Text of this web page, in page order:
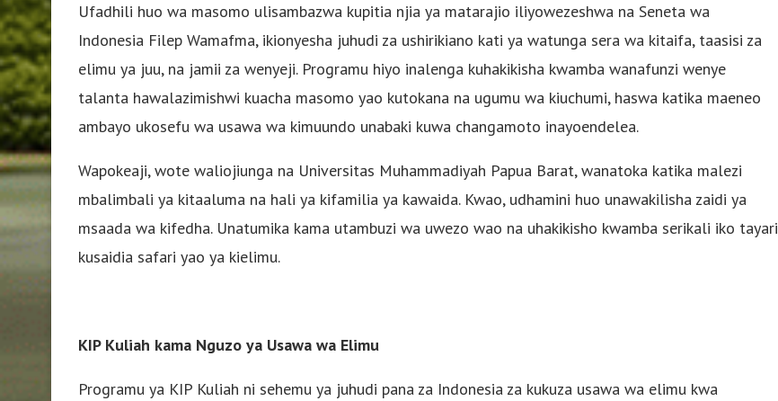
Ufadhili huo wa masomo ulisambazwa kupitia njia ya matarajio iliyowezeshwa na Seneta wa
Indonesia Filep Wamafma, ikionyesha juhudi za ushirikiano kati ya watunga sera wa kitaifa, taasisi za
elimu ya juu, na jamii za wenyeji. Programu hiyo inalenga kuhakikisha kwamba wanafunzi wenye
talanta hawalazimishwi kuacha masomo yao kutokana na ugumu wa kiuchumi, haswa katika maeneo
ambayo ukosefu wa usawa wa kimuundo unabaki kuwa changamoto inayoendelea.
Wapokeaji, wote waliojiunga na Universitas Muhammadiyah Papua Barat, wanatoka katika malezi
mbalimbali ya kitaaluma na hali ya kifamilia ya kawaida. Kwao, udhamini huo unawakilisha zaidi ya
msaada wa kifedha. Unatumika kama utambuzi wa uwezo wao na uhakikisho kwamba serikali iko tayari
kusaidia safari yao ya kielimu.
KIP Kuliah kama Nguzo ya Usawa wa Elimu
Programu ya KIP Kuliah ni sehemu ya juhudi pana za Indonesia za kukuza usawa wa elimu kwa